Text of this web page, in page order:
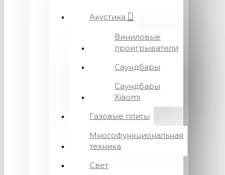
Акустика
Виниловые
проигрыватели
Саундбары
Саундбары
Xiaomi
Газовые плиты
Многофункциональная
техника
Свет